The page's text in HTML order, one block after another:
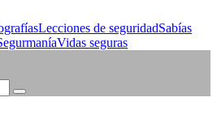
Lecciones de seguridadSabías
Vidas seguras